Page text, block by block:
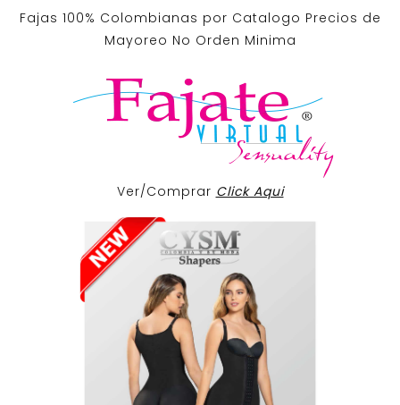
Fajas 100% Colombianas por Catalogo Precios de
Mayoreo No Orden Minima
Ver/Comprar Click Aqui